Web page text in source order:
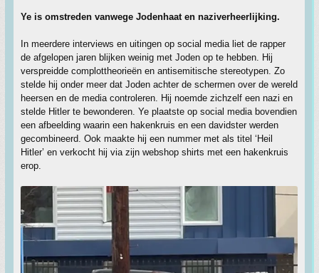
Ye is omstreden vanwege Jodenhaat en naziverheerlijking.
In meerdere interviews en uitingen op social media liet de rapper
de afgelopen jaren blijken weinig met Joden op te hebben. Hij
verspreidde complottheorieën en antisemitische stereotypen. Zo
stelde hij onder meer dat Joden achter de schermen over de wereld
heersen en de media controleren. Hij noemde zichzelf een nazi en
stelde Hitler te bewonderen. Ye plaatste op social media bovendien
een afbeelding waarin een hakenkruis en een davidster werden
gecombineerd. Ook maakte hij een nummer met als titel ‘Heil
Hitler’ en verkocht hij via zijn webshop shirts met een hakenkruis
erop.